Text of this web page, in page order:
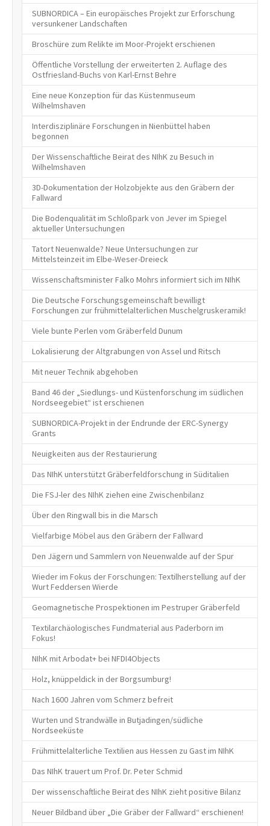
SUBNORDICA – Ein europäisches Projekt zur Erforschung
versunkener Landschaften
Broschüre zum Relikte im Moor-Projekt erschienen
Öffentliche Vorstellung der erweiterten 2. Auflage des
Ostfriesland-Buchs von Karl-Ernst Behre
Eine neue Konzeption für das Küstenmuseum
Wilhelmshaven
Interdisziplinäre Forschungen in Nienbüttel haben
begonnen
Der Wissenschaftliche Beirat des NIhK zu Besuch in
Wilhelmshaven
3D-Dokumentation der Holzobjekte aus den Gräbern der
Fallward
Die Bodenqualität im Schloßpark von Jever im Spiegel
aktueller Untersuchungen
Tatort Neuenwalde? Neue Untersuchungen zur
Mittelsteinzeit im Elbe-Weser-Dreieck
Wissenschaftsminister Falko Mohrs informiert sich im NIhK
Die Deutsche Forschungsgemeinschaft bewilligt
Forschungen zur frühmittelalterlichen Muschelgruskeramik!
Viele bunte Perlen vom Gräberfeld Dunum
Lokalisierung der Altgrabungen von Assel und Ritsch
Mit neuer Technik abgehoben
Band 46 der „Siedlungs- und Küstenforschung im südlichen
Nordseegebiet“ ist erschienen
SUBNORDICA-Projekt in der Endrunde der ERC-Synergy
Grants
Neuigkeiten aus der Restaurierung
Das NIhK unterstützt Gräberfeldforschung in Süditalien
Die FSJ-ler des NIhK ziehen eine Zwischenbilanz
Über den Ringwall bis in die Marsch
Vielfarbige Möbel aus den Gräbern der Fallward
Den Jägern und Sammlern von Neuenwalde auf der Spur
Wieder im Fokus der Forschungen: Textilherstellung auf der
Wurt Feddersen Wierde
Geomagnetische Prospektionen im Pestruper Gräberfeld
Textilarchäologisches Fundmaterial aus Paderborn im
Fokus!
NIhK mit Arbodat+ bei NFDI4Objects
Holz, knüppeldick in der Borgsumburg!
Nach 1600 Jahren vom Schmerz befreit
Wurten und Strandwälle in Butjadingen/südliche
Nordseeküste
Frühmittelalterliche Textilien aus Hessen zu Gast im NIhK
Das NIhK trauert um Prof. Dr. Peter Schmid
Der wissenschaftliche Beirat des NIhK zieht positive Bilanz
Neuer Bildband über „Die Gräber der Fallward“ erschienen!